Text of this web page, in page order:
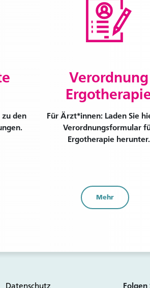
den
Verordnung
Für Ärzt*innen: Laden Sie
Verordnungsformular
Ergotherapie herunter.
Mehr
Datenschutz Folgen